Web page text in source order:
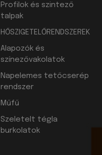
Profilok és szintező
talpak
HŐSZIGETELŐRENDSZEREK
Alapozók és
színezővakolatok
Napelemes tetőcserép
rendszer
Műfű
Szeletelt tégla
burkolatok